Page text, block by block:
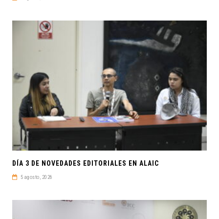
DÍA 3 DE NOVEDADES EDITORIALES EN ALAIC
5 agosto, 2026